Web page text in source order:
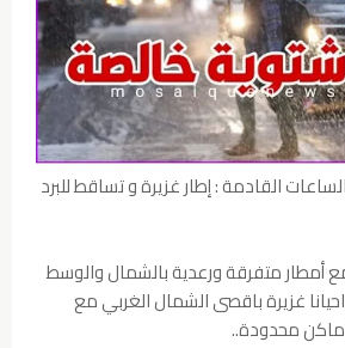
القادمة : إطار غزيرة و تساقط للبرد
متفرقة ورعدية بالشمال والوسط
غزيرة باقصى الشمال الغربي مع
محدودة..